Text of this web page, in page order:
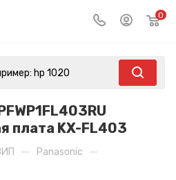
0
плата KX-FL403
— Panasonic —